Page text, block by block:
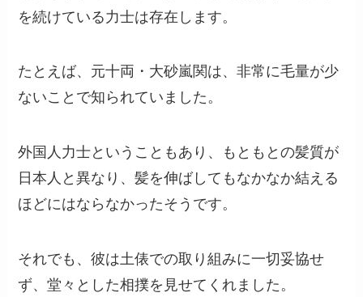
を続けている力士は存在します。
たとえば、元十両・大砂嵐関は、非常に毛量が少
ないことで知られていました。
外国人力士ということもあり、もともとの髪質が
日本人と異なり、髪を伸ばしてもなかなか結える
ほどにはならなかったそうです。
それでも、彼は土俵での取り組みに一切妥協せ
ず、堂々とした相撲を見せてくれました。